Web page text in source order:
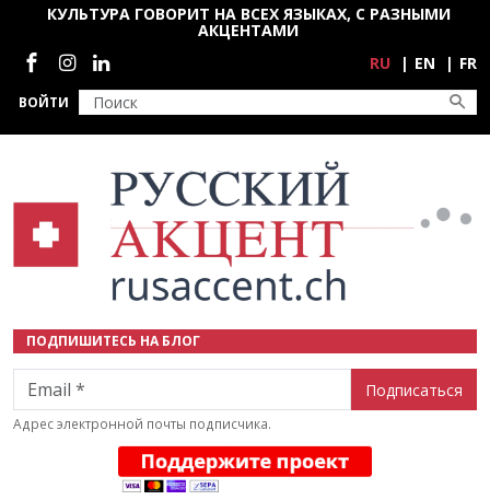
Перейти к основному содержанию
ВОЙТИ
КУЛЬТУРА ГОВОРИТ НА ВСЕХ ЯЗЫКАХ, С РАЗНЫМИ
АКЦЕНТАМИ
Социальные сети
RU EN FR
ПОДПИШИТЕСЬ НА БЛОГ
Email
Адрес электронной почты подписчика.